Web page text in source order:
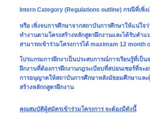
Intern Category (Regulations outline) กรณีที่เพิ่ง
หรือ เพิ่งจบการศึกษาจากสถาบันการศึกษาให้แน่ใจ
ทำงานตามโครงสร้างหลักสูตรฝึกงานและได้รับคำ
สามารถเข้าร่วมโครงการได้ maximam 12 month
โปรแกรมการฝึกงาเป็นประสบการณ์การเรียนรู้ที่เป็
ฝึกงานที่ต้องการฝึกงานกฎระเบียบที่สปอนเซอร์ที่จ
การอนุญาตให้สถาบันการศึกษาหลังมัธยมศึกษาและ
สร้างหลักกสูตรฝึกงาน
คุณสมบัติผู้สมัครเข้าร่วมโครงการ จะต้องมีดังนี้